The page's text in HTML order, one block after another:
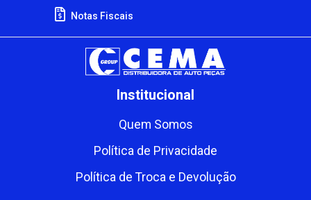
Notas Fiscais
Institucional
Quem Somos
Política de Privacidade
Política de Troca e Devolução